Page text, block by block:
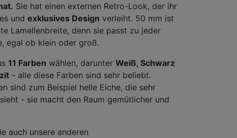
Sie hat einen externen Retro-Look, der ihr
und exklusives Design verleiht. 50 mm ist
Lamellenbreite, denn sie passt zu jeder
egal ob klein oder groß.
11 Farben wählen, darunter Weiß, Schwarz
- alle diese Farben sind sehr beliebt.
sind zum Beispiel helle Eiche, die sehr
- sie macht den Raum gemütlicher und
auch unsere anderen